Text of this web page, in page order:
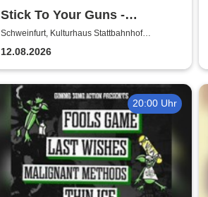
Stick To Your Guns -
European Summer 2026
Schweinfurt, Kulturhaus Stattbahnhof
12.08.2026
20:00 Uhr